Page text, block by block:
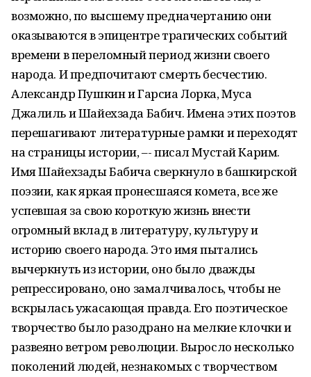
возможно, по высшему предначертанию они
оказываются в эпицентре трагических событий
времени в переломный период жизни своего
народа. И предпочитают смерть бесчестию.
Александр Пушкин и Гарсиа Лорка, Муса
Джалиль и Шайехзада Бабич. Имена этих поэтов
перешагивают литературные рамки и переходят
на страницы истории, –- писал Мустай Карим.
Имя Шайехзады Бабича сверкнуло в башкирской
поэзии, как яркая пронесшаяся комета, все же
успевшая за свою короткую жизнь внести
огромный вклад в литературу, культуру и
историю своего народа. Это имя пытались
вычеркнуть из истории, оно было дважды
репрессировано, оно замалчивалось, чтобы не
вскрылась ужасающая правда. Его поэтическое
творчество было разодрано на мелкие клочки и
развеяно ветром революции. Выросло несколько
поколений людей, незнакомых с творчеством